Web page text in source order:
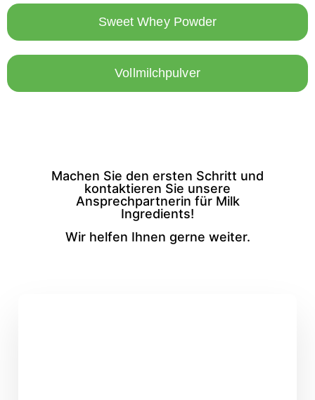
Sweet Whey Powder
Vollmilchpulver
Machen Sie den ersten Schritt und
kontaktieren Sie unsere
Ansprechpartnerin für Milk
Ingredients!
Wir helfen Ihnen gerne weiter.